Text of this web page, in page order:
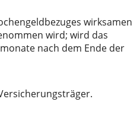
wirksamen
wird; wird das
nach dem Ende der